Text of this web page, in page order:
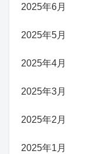
2025年6月
2025年5月
2025年4月
2025年3月
2025年2月
2025年1月